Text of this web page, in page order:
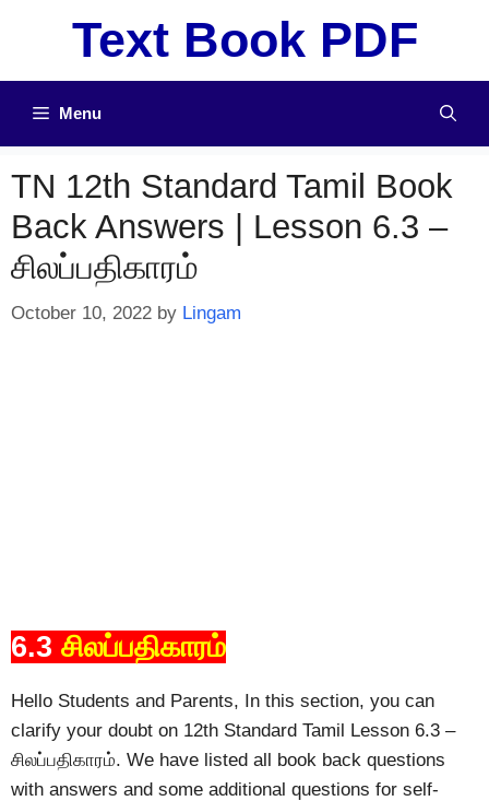
Text Book PDF
Menu
TN 12th Standard Tamil Book
Back Answers | Lesson 6.3 –
சிலப்பதிகாரம்
October 10, 2022 by Lingam
6.3 சிலப்பதிகாரம்
Hello Students and Parents, In this section, you can
clarify your doubt on 12th Standard Tamil Lesson 6.3 –
சிலப்பதிகாரம். We have listed all book back questions
with answers and some additional questions for self-